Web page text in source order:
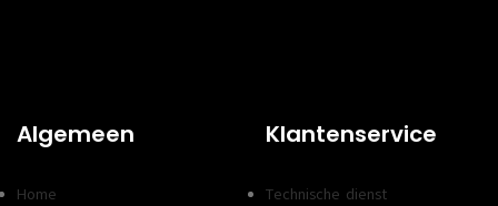
Algemeen
Home
Klantenservice
Technische dienst